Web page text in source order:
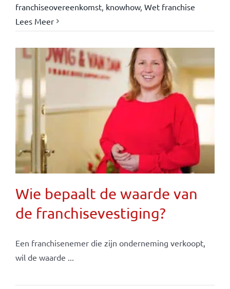
franchiseovereenkomst, knowhow, Wet franchise
Lees Meer
Wie bepaalt de waarde van
de franchisevestiging?
Een franchisenemer die zijn onderneming verkoopt,
wil de waarde ...